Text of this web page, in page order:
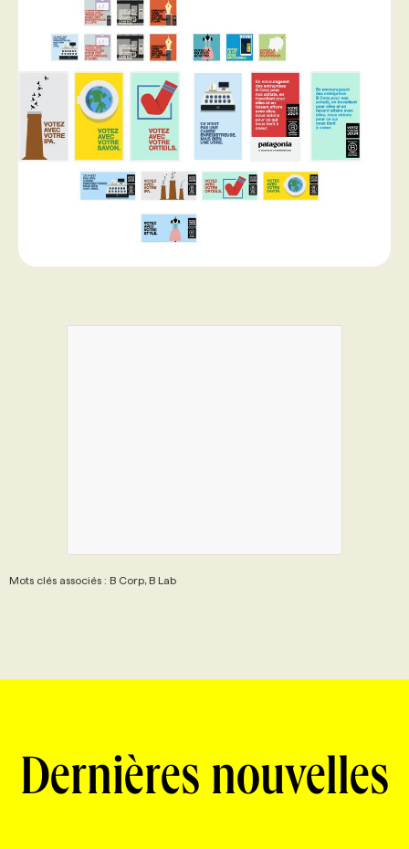
Mots clés associés : B Corp, B Lab
Dernières nouvelles